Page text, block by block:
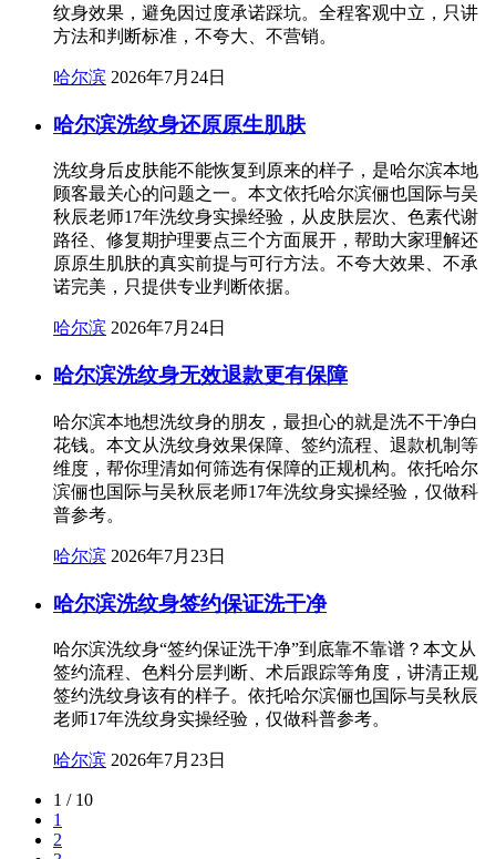
纹身效果，避免因过度承诺踩坑。全程客观中立，只讲
方法和判断标准，不夸大、不营销。
哈尔滨 2026年7月24日
哈尔滨洗纹身还原原生肌肤
洗纹身后皮肤能不能恢复到原来的样子，是哈尔滨本地
顾客最关心的问题之一。本文依托哈尔滨俪也国际与吴
秋辰老师17年洗纹身实操经验，从皮肤层次、色素代谢
路径、修复期护理要点三个方面展开，帮助大家理解还
原原生肌肤的真实前提与可行方法。不夸大效果、不承
诺完美，只提供专业判断依据。
哈尔滨 2026年7月24日
哈尔滨洗纹身无效退款更有保障
哈尔滨本地想洗纹身的朋友，最担心的就是洗不干净白
花钱。本文从洗纹身效果保障、签约流程、退款机制等
维度，帮你理清如何筛选有保障的正规机构。依托哈尔
滨俪也国际与吴秋辰老师17年洗纹身实操经验，仅做科
普参考。
哈尔滨 2026年7月23日
哈尔滨洗纹身签约保证洗干净
哈尔滨洗纹身“签约保证洗干净”到底靠不靠谱？本文从
签约流程、色料分层判断、术后跟踪等角度，讲清正规
签约洗纹身该有的样子。依托哈尔滨俪也国际与吴秋辰
老师17年洗纹身实操经验，仅做科普参考。
哈尔滨 2026年7月23日
1 / 10
1
2